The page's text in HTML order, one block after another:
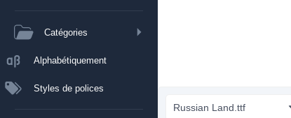
Catégories
Alphabétiquement
Styles de polices
Russian Land.ttf